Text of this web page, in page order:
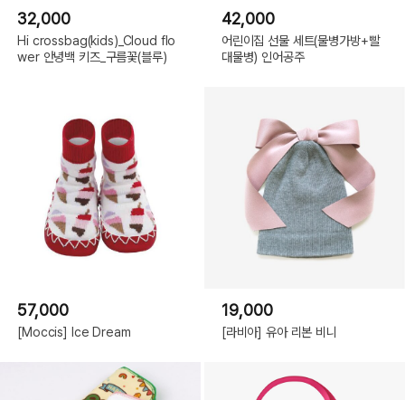
32,000
Hi crossbag(kids)_Cloud flo
wer 안녕백 키즈_구름꽃(블루)
42,000
어린이집 선물 세트(물병가방+빨
대물병) 인어공주
57,000
[Moccis] Ice Dream
19,000
[라비아] 유아 리본 비니